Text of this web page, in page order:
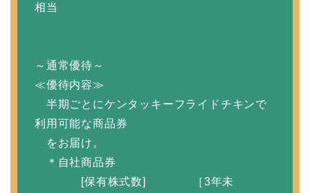
相当
～通常優待～
≪優待内容≫
半期ごとにケンタッキーフライドチキンで
利用可能な商品券
をお届け。
＊自社商品券
[保有株式数] ［3年未